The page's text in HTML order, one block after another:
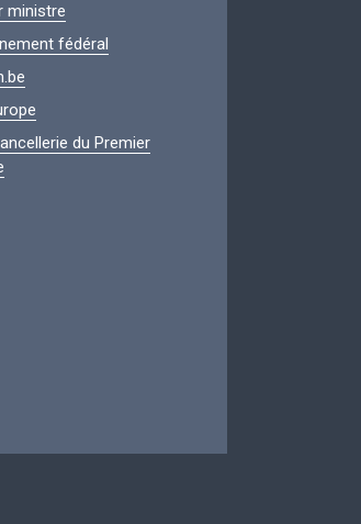
ministre
fédéral
du Premier